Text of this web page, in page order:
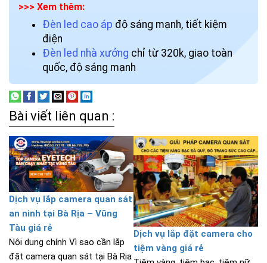
>>> Xem thêm:
Đèn led cao áp độ sáng mạnh, tiết kiệm
điện
Đèn led nhà xưởng chỉ từ 320k, giao toàn
quốc, độ sáng mạnh
Bài viết liên quan :
Dịch vụ lắp camera quan sát
an ninh tại Bà Rịa – Vũng
Tàu giá rẻ
Nội dung chính Vì sao cần lắp
đặt camera quan sát tại Bà Rịa
Dịch vụ lắp đặt camera cho
tiệm vàng giá rẻ